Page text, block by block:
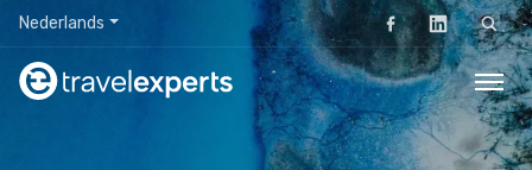
Nederlands
Zoeken